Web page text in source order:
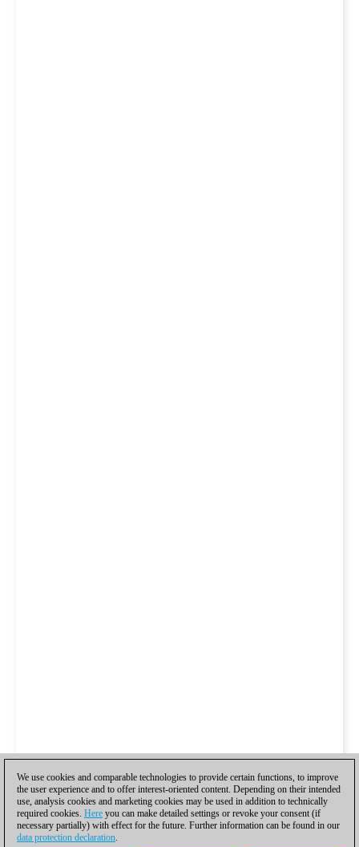
We use cookies and comparable technologies to provide certain functions, to improve
the user experience and to offer interest-oriented content. Depending on their intended
use, analysis cookies and marketing cookies may be used in addition to technically
required cookies. Here you can make detailed settings or revoke your consent (if
necessary partially) with effect for the future. Further information can be found in our
data protection declaration.